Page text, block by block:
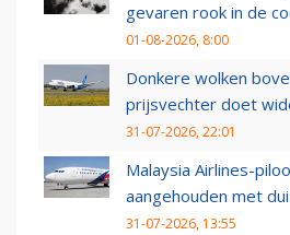
gevaren rook in de
01-08-2026, 8:00
Donkere wolken
prijsvechter doet
31-07-2026, 22:01
Malaysia Airlines-
aangehouden met
31-07-2026, 13:55